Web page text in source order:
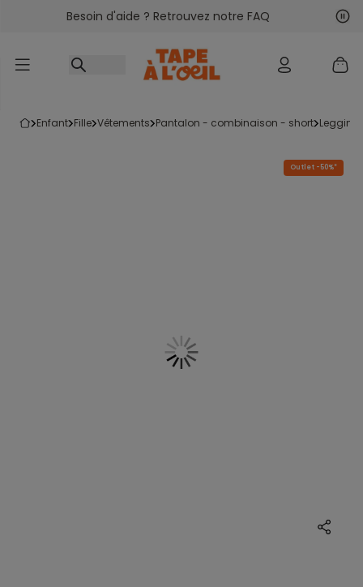
Accéder au contenu
Besoin d'aide ? Retrouvez notre FAQ
enfant fille vêtements pantalon - combinaison - short legging
Outlet -50%*